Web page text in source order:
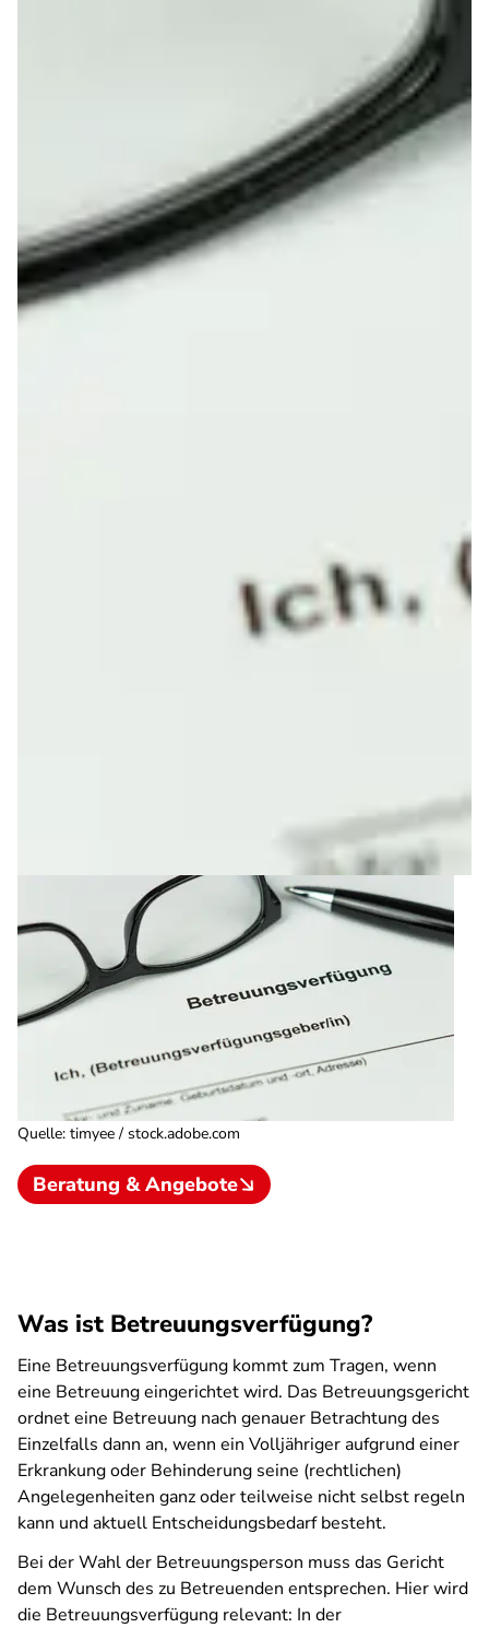
Quelle: timyee / stock.adobe.com
Beratung & Angebote
Was ist Betreuungsverfügung?
Eine Betreuungsverfügung kommt zum Tragen, wenn
eine Betreuung eingerichtet wird. Das Betreuungsgericht
ordnet eine Betreuung nach genauer Betrachtung des
Einzelfalls dann an, wenn ein Volljähriger aufgrund einer
Erkrankung oder Behinderung seine (rechtlichen)
Angelegenheiten ganz oder teilweise nicht selbst regeln
kann und aktuell Entscheidungsbedarf besteht.
Bei der Wahl der Betreuungsperson muss das Gericht
dem Wunsch des zu Betreuenden entsprechen. Hier wird
die Betreuungsverfügung relevant: In der